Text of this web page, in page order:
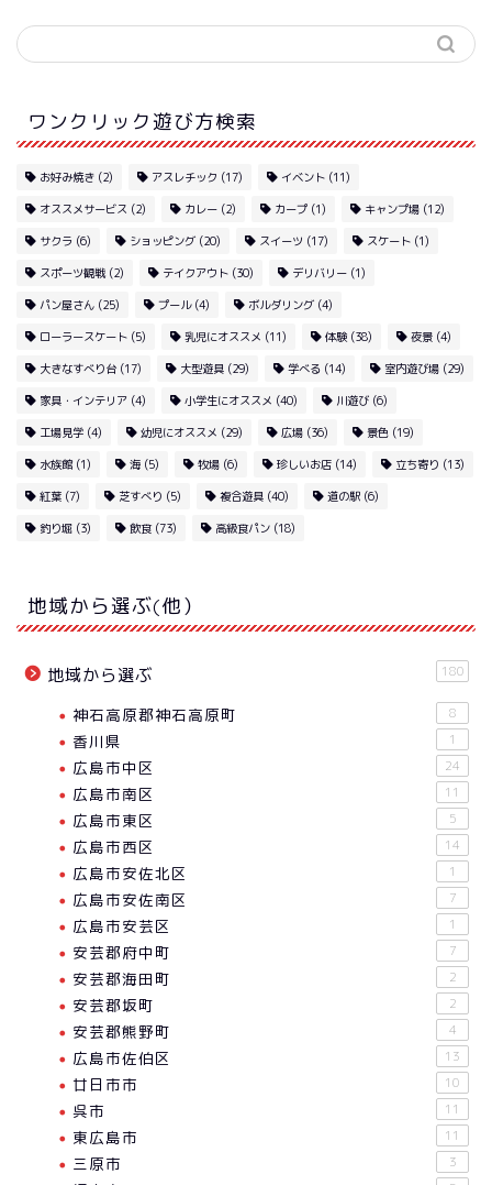
ワンクリック遊び方検索
お好み焼き (2) アスレチック (17) イベント (11)
オススメサービス (2) カレー (2) カープ (1) キャンプ場 (12)
サクラ (6) ショッピング (20) スイーツ (17) スケート (1)
スポーツ観戦(2) テイクアウト (30) デリバリー (1)
パン屋さん (25) プール(4) ボルダリング (4)
ローラースケート (5) 乳児にオススメ (11) 体験 (38) 夜景 (4)
大きなすべり台 (17) 大型遊具 (29) 学べる (14) 室内遊び場 (29)
家具・インテリア (4) 小学生にオススメ (40) 川遊び (6)
工場見学 (4) 幼児にオススメ (29) 広場 (36) 景色 (19)
水族館(1) 海 (5) 牧場 (6) 珍しいお店 (14) 立ち寄り (13)
紅葉 (7) 芝すべり (5) 複合遊具 (40) 道の駅 (6)
釣り堀 (3) 飲食(73) 高級食パン (18)
地域から選ぶ(他）
地域から選ぶ 180
神石高原郡神石高原町 8
香川県 1
広島市中区 24
広島市南区 11
広島市東区 5
広島市西区 14
広島市安佐北区 1
広島市安佐南区 7
広島市安芸区 1
安芸郡府中町 7
安芸郡海田町 2
安芸郡坂町 2
安芸郡熊野町 4
広島市佐伯区 13
廿日市市 10
呉市 11
東広島市 11
三原市 3